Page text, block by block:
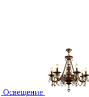
Освещение